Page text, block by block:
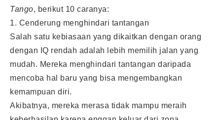
Tango, berikut 10 caranya:
1. Cenderung menghindari tantangan
Salah satu kebiasaan yang dikaitkan dengan orang
dengan IQ rendah adalah lebih memilih jalan yang
mudah. Mereka menghindari tantangan daripada
mencoba hal baru yang bisa mengembangkan
kemampuan diri.
Akibatnya, mereka merasa tidak mampu meraih